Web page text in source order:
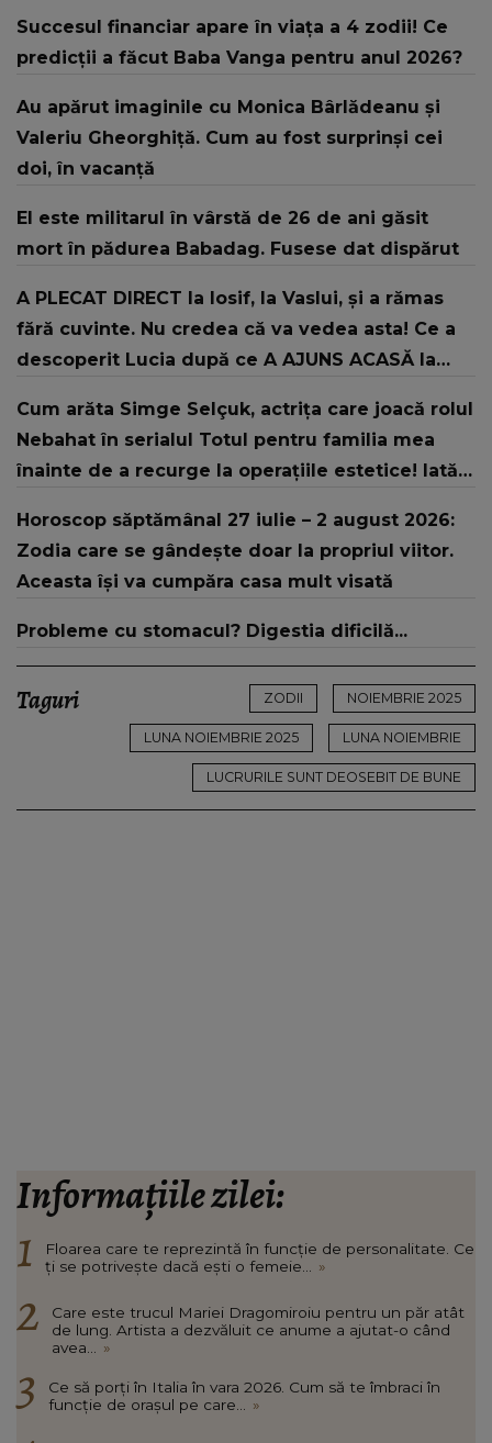
Succesul financiar apare în viața a 4 zodii! Ce
predicții a făcut Baba Vanga pentru anul 2026?
Au apărut imaginile cu Monica Bârlădeanu și
Valeriu Gheorghiță. Cum au fost surprinși cei
doi, în vacanță
El este militarul în vârstă de 26 de ani găsit
mort în pădurea Babadag. Fusese dat dispărut
A PLECAT DIRECT la Iosif, la Vaslui, și a rămas
fără cuvinte. Nu credea că va vedea asta! Ce a
descoperit Lucia după ce A AJUNS ACASĂ la
că..."
Cum arăta Simge Selçuk, actrița care joacă rolul
Nebahat în serialul Totul pentru familia mea
înainte de a recurge la operațiile estetice! Iată
„Tinerețe rebelă”
Horoscop săptămânal 27 iulie – 2 august 2026:
Zodia care se gândește doar la propriul viitor.
Aceasta își va cumpăra casa mult visată
Probleme cu stomacul? Digestia dificilă...
Taguri ZODII NOIEMBRIE 2025
LUNA NOIEMBRIE 2025 LUNA NOIEMBRIE
LUCRURILE SUNT DEOSEBIT DE BUNE
Informațiile zilei:
Floarea care te reprezintă în funcție de personalitate. Ce
ți se potrivește dacă ești o femeie...
»
Care este trucul Mariei Dragomiroiu pentru un păr atât
de lung. Artista a dezvăluit ce anume a ajutat-o când
avea...
»
Ce să porți în Italia în vara 2026. Cum să te îmbraci în
funcție de orașul pe care...
»